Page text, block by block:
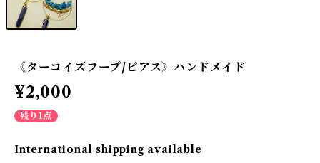
《ターコイズフープ/ピアス》ハンドメイド
¥2,000
残り1点
International shipping available